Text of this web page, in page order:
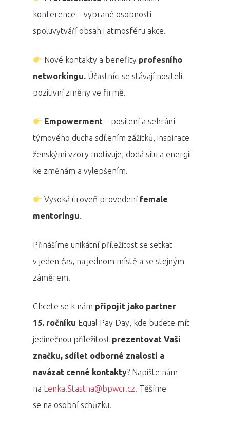
konference – vybrané osobnosti
spoluvytváří obsah i atmosféru akce.
Nové kontakty a benefity profesního
networkingu. Účastníci se stávají nositeli
pozitivní změny ve firmě.
Empowerment – posílení a sehrání
týmového ducha sdílením zážitků, inspirace
ženskými vzory motivuje, dodá sílu a energii
ke změnám a vylepšením.
Vysoká úroveň provedení female
mentoringu.
Přinášíme unikátní příležitost se setkat
v jeden čas, na jednom místě a se stejným
záměrem.
Chcete se k nám připojit jako partner
15. ročníku Equal Pay Day, kde budete mít
jedinečnou příležitost prezentovat Vaši
značku, sdílet odborné znalosti a
navázat cenné kontakty? Napište nám
na Lenka.Stastna@bpwcr.cz. Těšíme
se na osobní schůzku.